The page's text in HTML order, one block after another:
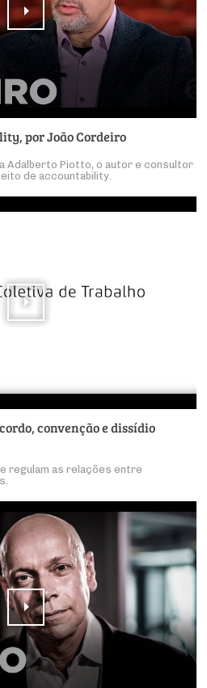
por João Cordeiro
Adalberto Piotto, o autor e consultor
de accountability.
convenção e dissídio
regulam as relações entre